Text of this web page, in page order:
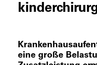
eine große